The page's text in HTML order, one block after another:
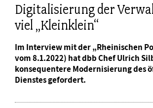
Digitalisierung der
viel „Kleinklein“
Im Interview mit der „Rheinischen
vom 8.1.2022) hat dbb Chef Ulrich
konsequentere Modernisierung des
Dienstes gefordert.